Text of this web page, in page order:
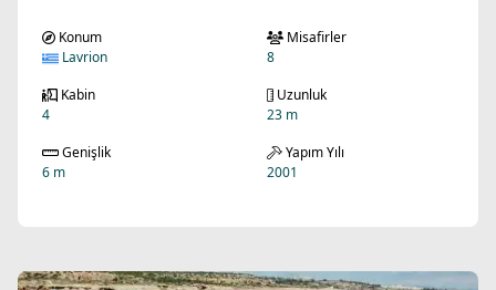
Konum
Lavrion
Misafirler
8
Kabin
4
Uzunluk
23 m
Genişlik
6 m
Yapım Yılı
2001